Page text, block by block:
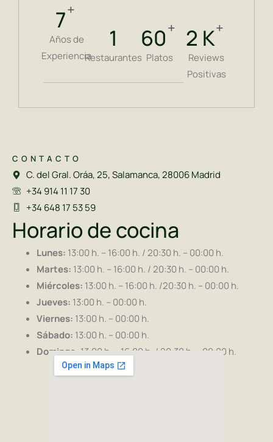
11+
Años de
Experiencia
2
Restaurantes
89+
Platos
4 K+
Reviews
Positivas
CONTACTO
C. del Gral. Oráa, 25, Salamanca, 28006 Madrid
+34 914 11 17 30
+34 648 17 53 59
Horario de cocina
Lunes: 13:00 h. – 16:00 h. / 20:30 h. – 00:00 h.
Martes: 13:00 h. – 16:00 h. / 20:30 h. – 00:00 h.
Miércoles: 13:00 h. – 16:00 h. /20:30 h. – 00:00 h.
Jueves: 13:00 h. – 00:00 h.
Viernes: 13:00 h. – 00:00 h.
Sábado: 13:00 h. – 00:00 h.
Domingo: 13:00 h. – 16:00 h. / 20:30 h. – 00:00 h.